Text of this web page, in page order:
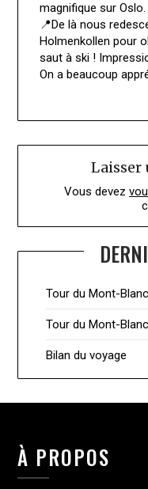
magnifique sur Oslo.
📍De là nous
Holmenkollen pour
saut à ski !
On a beaucoup
Laisser
Vous devez
Tour du Mont-
Tour du Mont-
Bilan du voyage
À PROPOS